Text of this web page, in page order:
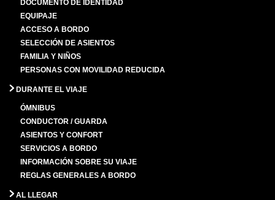
DOCUMENTO DE IDENTIDAD
EQUIPAJE
ACCESO A BORDO
SELECCIÓN DE ASIENTOS
FAMILIA Y NIÑOS
PERSONAS CON MOVILIDAD REDUCIDA
DURANTE EL VIAJE
ÓMNIBUS
CONDUCTOR / GUARDA
ASIENTOS Y CONFORT
SERVICIOS A BORDO
INFORMACIÓN SOBRE SU VIAJE
REGLAS GENERALES A BORDO
AL LLEGAR